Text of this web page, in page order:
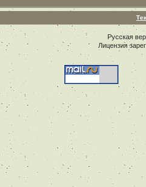
Русская
Лицензия